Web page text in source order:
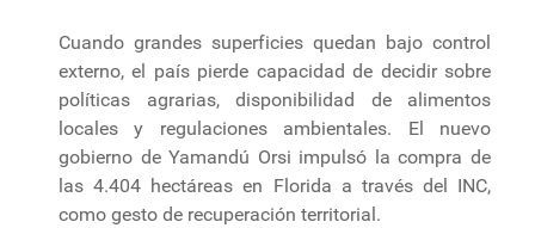
Cuando grandes superficies quedan bajo control
externo, el país pierde capacidad de decidir sobre
políticas agrarias, disponibilidad de alimentos
locales y regulaciones ambientales. El nuevo
gobierno de Yamandú Orsi impulsó la compra de
las 4.404 hectáreas en Florida a través del INC,
como gesto de recuperación territorial.